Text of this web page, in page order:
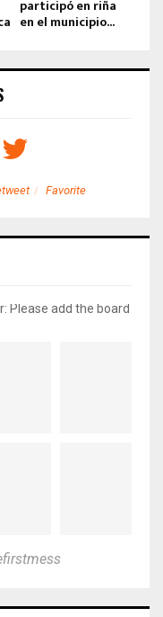
participó en riña
en el municipio...
Favorite
Please add the board